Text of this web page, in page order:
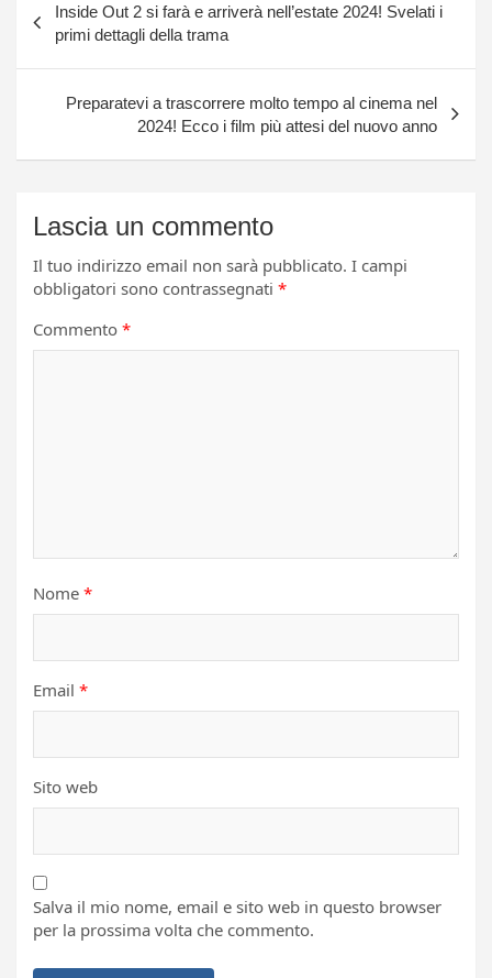
articoli
Inside Out 2 si farà e arriverà nell’estate 2024! Svelati i
primi dettagli della trama
Preparatevi a trascorrere molto tempo al cinema nel
2024! Ecco i film più attesi del nuovo anno
Lascia un commento
Il tuo indirizzo email non sarà pubblicato. I campi
obbligatori sono contrassegnati *
Commento *
Nome *
Email *
Sito web
Salva il mio nome, email e sito web in questo browser
per la prossima volta che commento.